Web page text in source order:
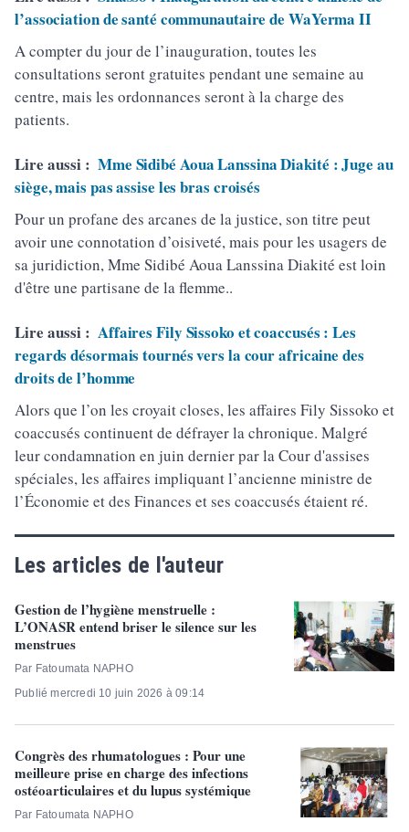
l’association de santé communautaire de WaYerma II
A compter du jour de l’inauguration, toutes les
consultations seront gratuites pendant une semaine au
centre, mais les ordonnances seront à la charge des
patients.
Lire aussi : Mme Sidibé Aoua Lanssina Diakité : Juge au
siège, mais pas assise les bras croisés
Pour un profane des arcanes de la justice, son titre peut
avoir une connotation d’oisiveté, mais pour les usagers de
sa juridiction, Mme Sidibé Aoua Lanssina Diakité est loin
d'être une partisane de la flemme..
Lire aussi : Affaires Fily Sissoko et coaccusés : Les
regards désormais tournés vers la cour africaine des
droits de l’homme
Alors que l’on les croyait closes, les affaires Fily Sissoko et
coaccusés continuent de défrayer la chronique. Malgré
leur condamnation en juin dernier par la Cour d'assises
spéciales, les affaires impliquant l’ancienne ministre de
l’Économie et des Finances et ses coaccusés étaient ré.
Les articles de l'auteur
Gestion de l’hygiène menstruelle :
L’ONASR entend briser le silence sur les
menstrues
Par Fatoumata NAPHO
Publié mercredi 10 juin 2026 à 09:14
Congrès des rhumatologues : Pour une
meilleure prise en charge des infections
ostéoarticulaires et du lupus systémique
Par Fatoumata NAPHO